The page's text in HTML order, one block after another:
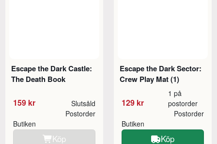
Escape the Dark Castle:
The Death Book
159 kr Slutsåld
Butiken
Postorder
Köp
Escape the Dark Sector:
Crew Play Mat (1)
129 kr
1 på
postorder
Butiken
Postorder
Köp